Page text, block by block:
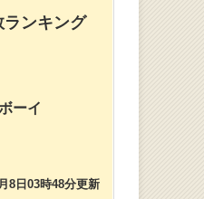
ランキング
ーイ
8日03時48分更新